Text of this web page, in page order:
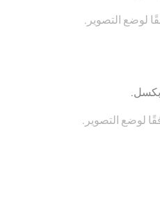
لوضع التصوير.
لوضع التصوير.